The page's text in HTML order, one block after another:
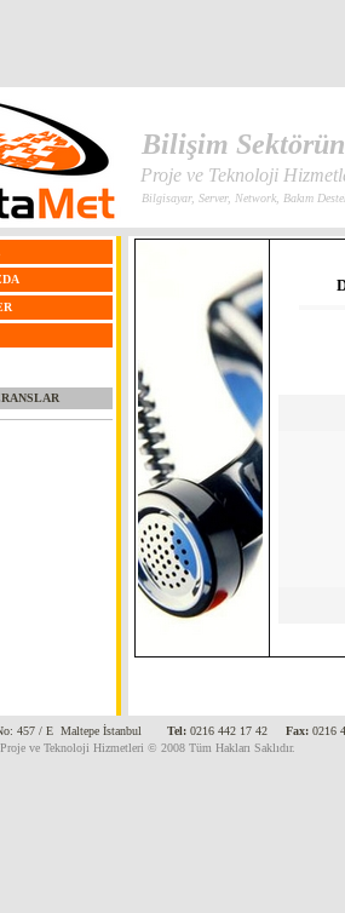
Bilişim
Proje ve Teknoloji
Bilgisayar, Server, Network, Bakım
457 / E Maltepe İstanbul Tel: 0216 442 17 42 Fax: 0216
ve Teknoloji Hizmetleri © 2008 Tüm Hakları Saklıdır.